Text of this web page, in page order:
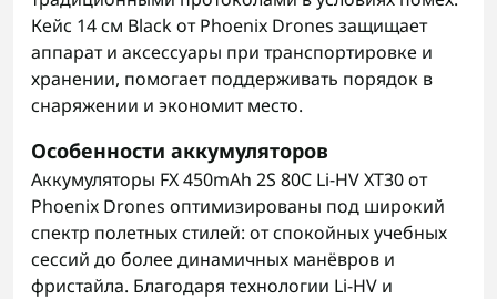
Кейс 14 см Black от Phoenix Drones защищает
аппарат и аксессуары при транспортировке и
хранении, помогает поддерживать порядок в
снаряжении и экономит место.
Особенности аккумуляторов
Аккумуляторы FX 450mAh 2S 80C Li-HV XT30 от
Phoenix Drones оптимизированы под широкий
спектр полетных стилей: от спокойных учебных
сессий до более динамичных манёвров и
фристайла. Благодаря технологии Li-HV и